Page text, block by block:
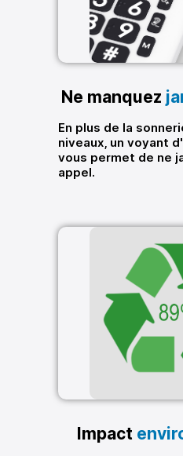
Ne manquez
En plus de la
niveaux, un voyant
vous permet de ne
appel.
Impact